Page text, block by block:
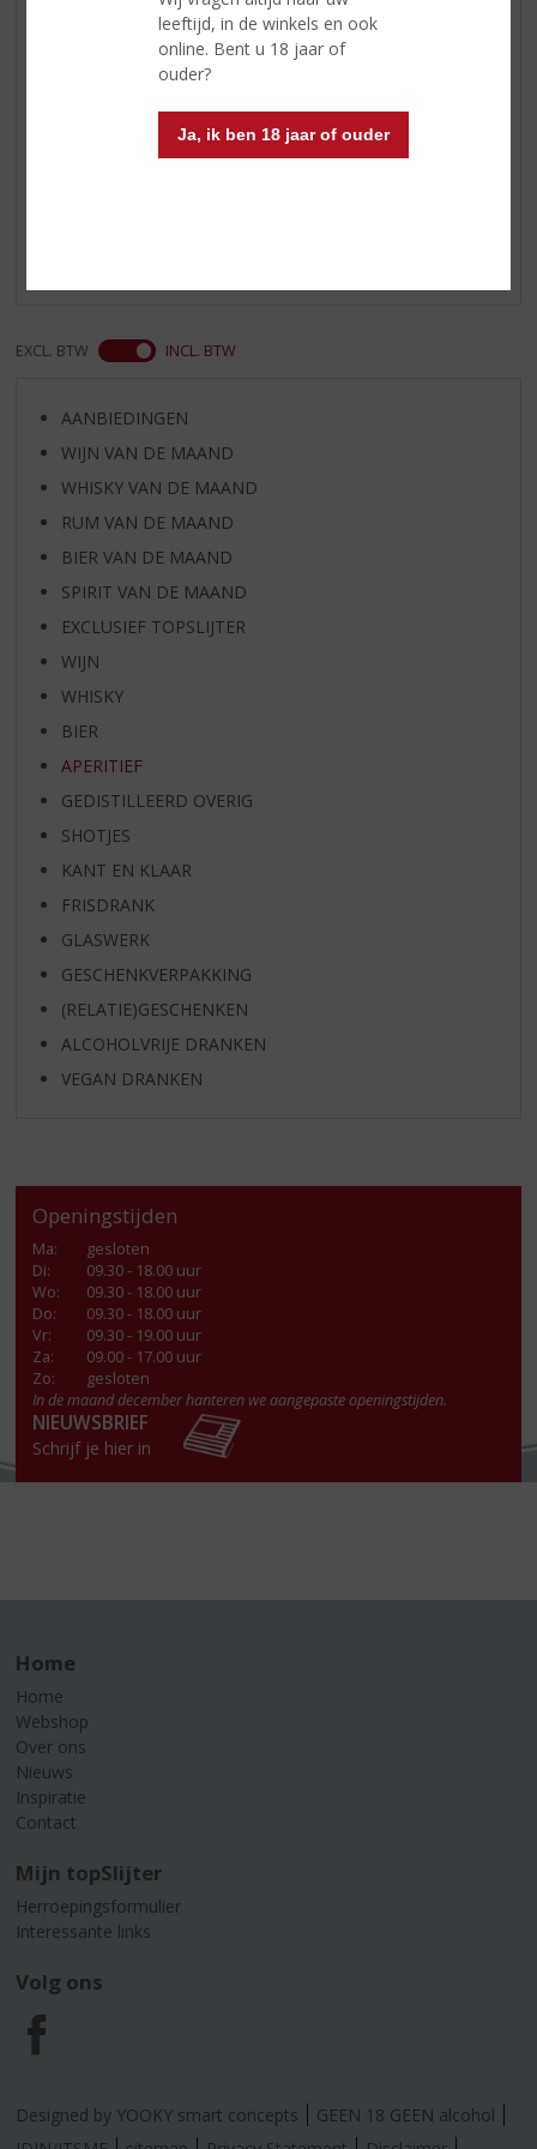
leeftijd, in de winkels en ook
online. Bent u 18 jaar of
ouder?
Ja, ik ben 18 jaar of ouder
geschonken te worden bij een
notencake of bijvoorbeeld bij een
Reviews
EXCL. BTW INCL. BTW
AANBIEDINGEN
WIJN VAN DE MAAND
WHISKY VAN DE MAAND
RUM VAN DE MAAND
BIER VAN DE MAAND
SPIRIT VAN DE MAAND
EXCLUSIEF TOPSLIJTER
WIJN
WHISKY
BIER
APERITIEF
GEDISTILLEERD OVERIG
SHOTJES
KANT EN KLAAR
FRISDRANK
GLASWERK
GESCHENKVERPAKKING
(RELATIE)GESCHENKEN
ALCOHOLVRIJE DRANKEN
VEGAN DRANKEN
Openingstijden
Ma:
gesloten
Di:
09.30 - 18.00 uur
Wo:
09.30 - 18.00 uur
Do:
09.30 - 18.00 uur
Vr:
09.30 - 19.00 uur
Za:
09.00 - 17.00 uur
Zo:
gesloten
In de maand december hanteren we aangepaste openingstijden.
NIEUWSBRIEF
Schrijf je hier in
Home
Home
Webshop
Over ons
Nieuws
Inspiratie
Contact
Mijn topSlijter
Herroepingsformulier
Interessante links
Volg ons
F
a
Designed by YOOKY smart concepts
GEEN 18 GEEN alcohol